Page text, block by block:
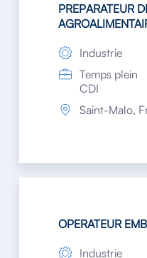
PREPARATEUR
Industrie
Temps plein
CDI
Saint-Malo,
OPERATEUR
Industrie